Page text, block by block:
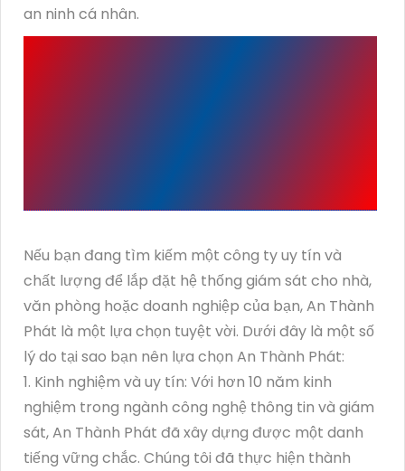
an ninh cá nhân.
Nếu bạn đang tìm kiếm một công ty uy tín và
chất lượng để lắp đặt hệ thống giám sát cho nhà,
văn phòng hoặc doanh nghiệp của bạn, An Thành
Phát là một lựa chọn tuyệt vời. Dưới đây là một số
lý do tại sao bạn nên lựa chọn An Thành Phát:
1. Kinh nghiệm và uy tín: Với hơn 10 năm kinh
nghiệm trong ngành công nghệ thông tin và giám
sát, An Thành Phát đã xây dựng được một danh
tiếng vững chắc. Chúng tôi đã thực hiện thành